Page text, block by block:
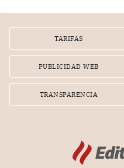
TARIFAS
PUBLICIDAD WEB
TRANSPARENCIA